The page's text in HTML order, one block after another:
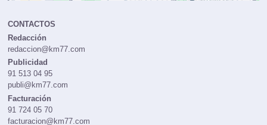
CONTACTOS
Redacción
redaccion@km77.com
Publicidad
91 513 04 95
publi@km77.com
Facturación
91 724 05 70